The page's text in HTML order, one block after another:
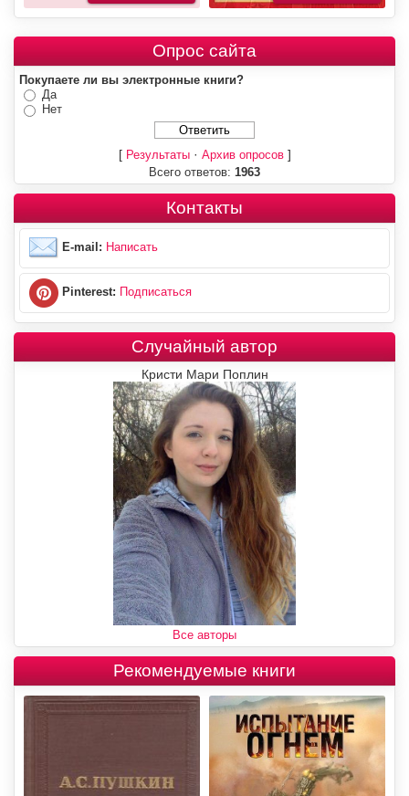
Опрос сайта
Покупаете ли вы электронные книги?
Да
Нет
[ Результаты· Архив опросов]
Всего ответов: 1963
Контакты
E-mail: Написать
Pinterest: Подписаться
Случайный автор
Кристи Мари Поплин
Все авторы
Рекомендуемые книги